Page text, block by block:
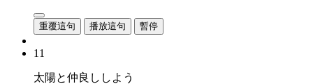
重覆這句 播放這句 暫停
11
太陽と仲良ししよう